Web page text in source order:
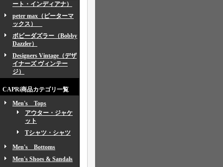
ート・インディアナ）
peter max（ピーターマ
ックス）
ボビーダズラー（Bobby
Dazzler）
Designers Vintage（デザ
イナーズ ヴィンテー
ジ）
CAPRi商品カテゴリ一覧
Men's Tops
アウター・ジャケ
ット
Tシャツ・シャツ
Men's Bottoms
Men's Shoes & Sandals